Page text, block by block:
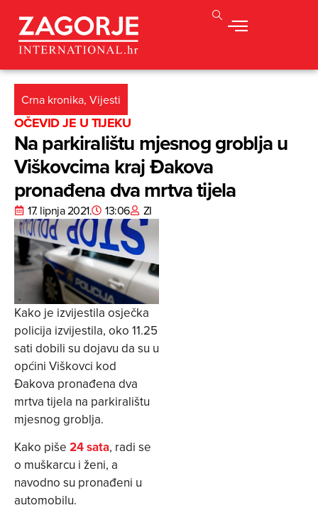
Crna kronika, Vijesti
OČEVID JE U TIJEKU
Na parkiralištu mjesnog groblja u
Viškovcima kraj Đakova
pronađena dva mrtva tijela
17. lipnja 2021. 13:06 ZI
Kako je izvijestila osječka
policija izvijestila, oko 11.25
sati dobili su dojavu da su u
općini Viškovci kod
Đakova pronađena dva
mrtva tijela na parkiralištu
mjesnog groblja.
Kako piše 24 sata, radi se
o muškarcu i ženi, a
navodno su pronađeni u
automobilu.